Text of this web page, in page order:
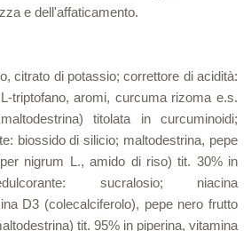
e dell'affaticamento.
citrato di potassio; correttore di acidità:
triptofano, aromi, curcuma rizoma e.s.
titolata in curcuminoidi;
biossido di silicio; maltodestrina, pepe
nigrum L., amido di riso) tit. 30% in
sucralosio; niacina
D3 (colecalciferolo), pepe nero frutto
tit. 95% in piperina, vitamina